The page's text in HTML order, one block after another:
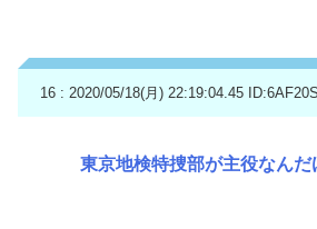
16 : 2020/05/18(月) 22:19:04.45
東京地検特捜部が主役なんだ